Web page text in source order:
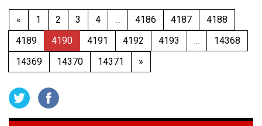
« 1 2 3 4 ... 4186 4187
4188
4189
4190 4191 4192 4193 ...
14368
14369
14370 14371 »